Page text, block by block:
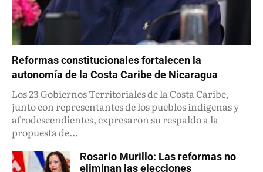
Reformas constitucionales fortalecen la
autonomía de la Costa Caribe de Nicaragua
Los 23 Gobiernos Territoriales de la Costa Caribe,
junto con representantes de los pueblos indígenas y
afrodescendientes, expresaron su respaldo a la
propuesta de...
Rosario Murillo: Las reformas no
eliminan las elecciones